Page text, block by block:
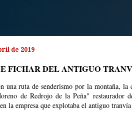
de 2019
FICHAR DEL ANTIGUO
una ruta de senderismo por la montaña,
de Redrojo de la Peña" restaurador
la empresa que explotaba el antiguo